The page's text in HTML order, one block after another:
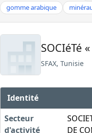
gomme arabique
SOCIéTé
SFAX, Tunisie
Identité
Secteur
d'activité
DE